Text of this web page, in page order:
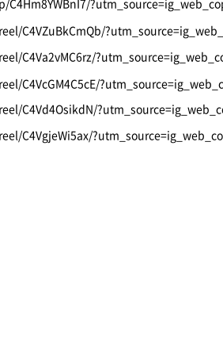
C4VZuBkCmQb/
C4Va2vMC6rz/
C4VcGM4C5cE/
C4Vd4OsikdN/
C4VgjeWi5ax/